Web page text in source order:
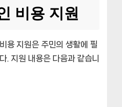
비용 지원
용 지원은 주민의 생활에 필
. 지원 내용은 다음과 같습니